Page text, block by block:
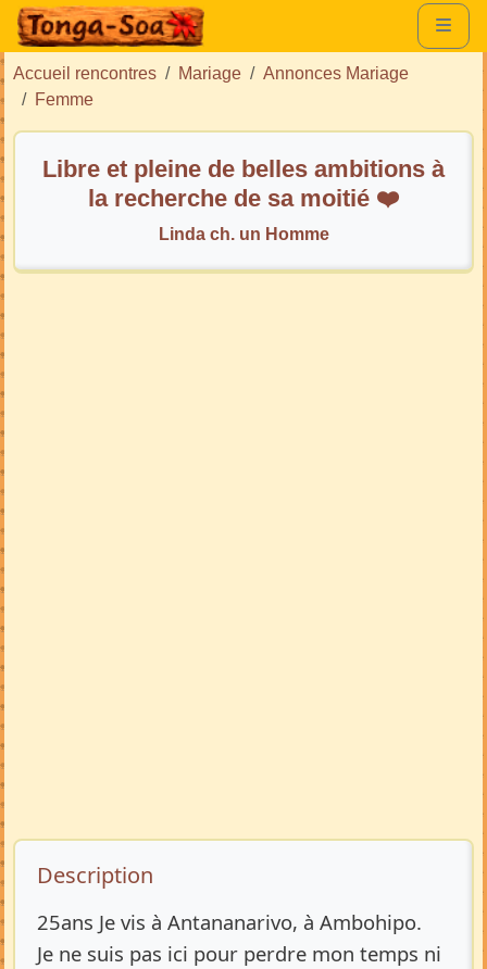
Accueil rencontres Mariage
Annonces Mariage
Femme
Libre et pleine de belles ambitions à
la recherche de sa moitié ❤️
Linda ch. un Homme
Description de l’annonce
Description
25ans Je vis à Antananarivo, à Ambohipo.
Je ne suis pas ici pour perdre mon temps ni